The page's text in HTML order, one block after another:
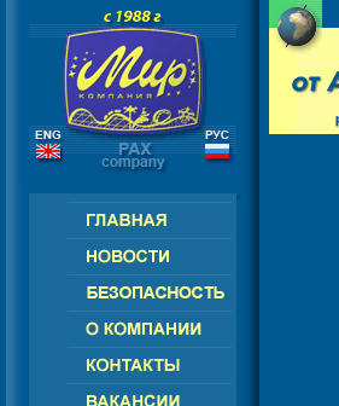
- СНГ - ЕВРОПА -